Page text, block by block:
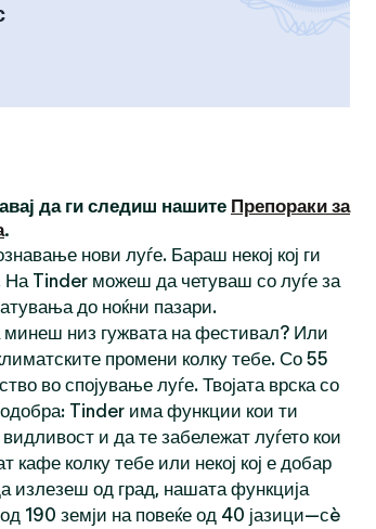
да ги следиш нашите Препораки за
.
нови луѓе. Бараш некој кој ги
Tinder можеш да четуваш со луѓе за
до ноќни пазари.
минеш низ гужвата на фестивал? Или
промени колку тебе. Со 55
во спојување луѓе. Твојата врска со
Tinder има функции кои ти
и да те забележат луѓето кои
кафе колку тебе или некој кој е добар
излезеш од град, нашата функција
190 земји на повеќе од 40 јазици—сè